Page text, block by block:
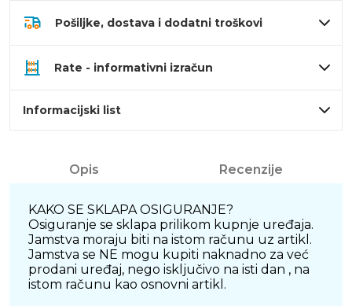
Pošiljke, dostava i dodatni troškovi
Rate - informativni izračun
Informacijski list
Opis Recenzije
KAKO SE SKLAPA OSIGURANJE?
Osiguranje se sklapa prilikom kupnje uređaja.
Jamstva moraju biti na istom računu uz artikl.
Jamstva se NE mogu kupiti naknadno za već
prodani uređaj, nego isključivo na isti dan , na
istom računu kao osnovni artikl.